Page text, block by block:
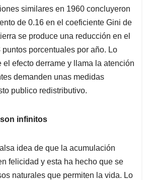
similares en 1960 concluyeron
de 0.16 en el coeficiente Gini de
se produce una reducción en el
porcentuales por año. Lo
el efecto derrame y llama la atención
demanden unas medidas
publico redistributivo.
infinitos
idea de que la acumulación
felicidad y esta ha hecho que se
naturales que permiten la vida. Lo